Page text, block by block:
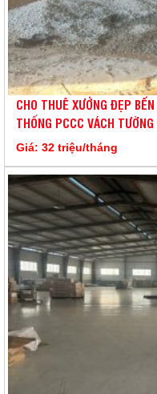
CHO THUÊ XƯỞNG ĐẸP
THỐNG PCCC VÁCH
Giá: 32 triệu/tháng